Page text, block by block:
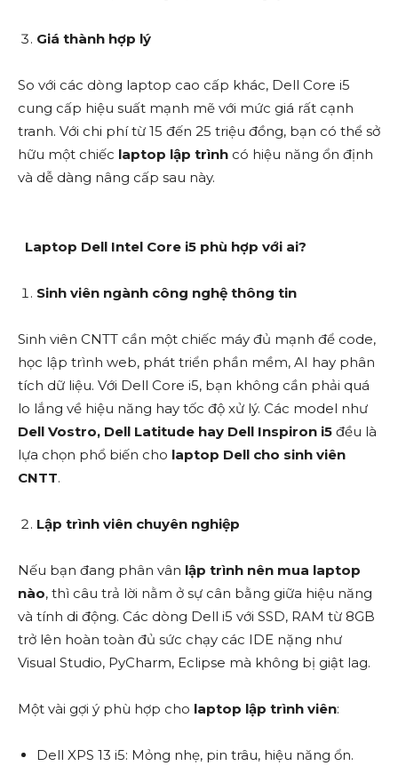
Giá thành hợp lý
So với các dòng laptop cao cấp khác, Dell Core i5
cung cấp hiệu suất mạnh mẽ với mức giá rất cạnh
tranh. Với chi phí từ 15 đến 25 triệu đồng, bạn có thể sở
hữu một chiếc laptop lập trình có hiệu năng ổn định
và dễ dàng nâng cấp sau này.
Laptop Dell Intel Core i5 phù hợp với ai?
Sinh viên ngành công nghệ thông tin
Sinh viên CNTT cần một chiếc máy đủ mạnh để code,
học lập trình web, phát triển phần mềm, AI hay phân
tích dữ liệu. Với Dell Core i5, bạn không cần phải quá
lo lắng về hiệu năng hay tốc độ xử lý. Các model như
Dell Vostro, Dell Latitude hay Dell Inspiron i5 đều là
lựa chọn phổ biến cho laptop Dell cho sinh viên
CNTT.
Lập trình viên chuyên nghiệp
Nếu bạn đang phân vân lập trình nên mua laptop
nào, thì câu trả lời nằm ở sự cân bằng giữa hiệu năng
và tính di động. Các dòng Dell i5 với SSD, RAM từ 8GB
trở lên hoàn toàn đủ sức chạy các IDE nặng như
Visual Studio, PyCharm, Eclipse mà không bị giật lag.
Một vài gợi ý phù hợp cho laptop lập trình viên:
Dell XPS 13 i5: Mỏng nhẹ, pin trâu, hiệu năng ổn.